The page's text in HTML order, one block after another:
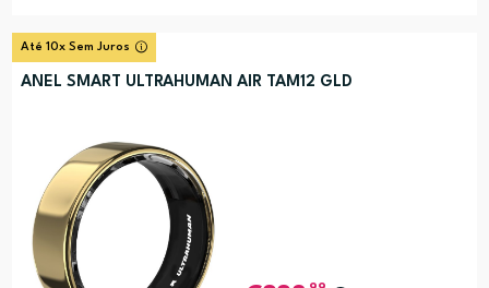
Até 10x Sem Juros
ANEL SMART ULTRAHUMAN AIR TAM12 GLD